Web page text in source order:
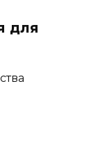
для